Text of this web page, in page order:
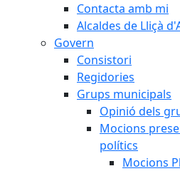
Contacta amb mi
Alcaldes de Lliçà
Govern
Consistori
Regidories
Grups municipals
Opinió dels
Mocions
polítics
Mocions